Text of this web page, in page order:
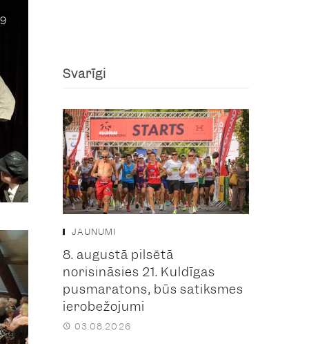
Svarīgi
JAUNUMI
8. augustā pilsētā
norisināsies 21. Kuldīgas
pusmaratons, būs satiksmes
ierobežojumi
03.08.2026